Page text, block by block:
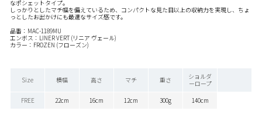
なポシェットタイプ。
しっかりとしたマチ幅を備えているため、コンパクトな見た目以上の収納力を実現し、ちょ
っとしたお出かけにも最適なサイズ感です。
品番：MAC-1189MU
エンボス：LINER VERT (リニア ヴェール)
カラー：FROZEN (フローズン)
Size 横幅 高さ マチ 重さ
ショルダ
ーロープ
FREE
22cm 16cm 12cm 300g 140cm